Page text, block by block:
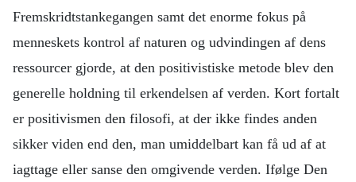
Fremskridtstankegangen samt det enorme fokus på
menneskets kontrol af naturen og udvindingen af dens
ressourcer gjorde, at den positivistiske metode blev den
generelle holdning til erkendelsen af verden. Kort fortalt
er positivismen den filosofi, at der ikke findes anden
sikker viden end den, man umiddelbart kan få ud af at
iagttage eller sanse den omgivende verden. Ifølge Den